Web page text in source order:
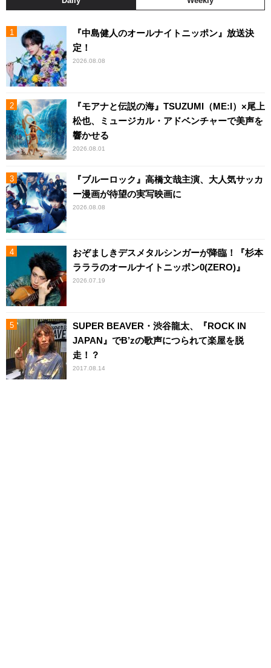
『中島健人のオールナイトニッポン』放送決
定！
2026.08.08
『モアナと伝説の海』TSUZUMI（ME:I）×尾上
松也、ミュージカル・アドベンチャーで美声を
響かせる
2026.08.01
『ブルーロック』高橋文哉主演、大人気サッカ
ー漫画が待望の実写映画に
2026.08.08
おぞましきデスメタルシンガーが降臨！『杉本
ラララのオールナイトニッポン0(ZERO)』
2026.07.19
SUPER BEAVER・渋谷龍太、『ROCK IN
JAPAN』でB’zの歌声につられて楽屋を脱
走！？
2017.08.14